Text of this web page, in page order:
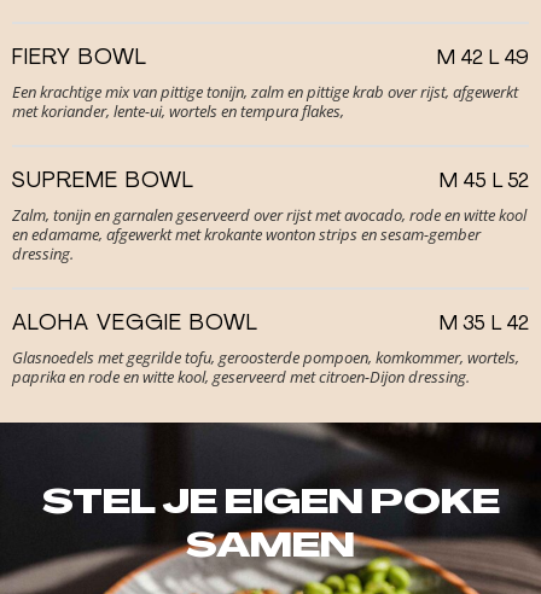
FIERY BOWL M 42 L 49
Een krachtige mix van pittige tonijn, zalm en pittige krab over rijst, afgewerkt
met koriander, lente-ui, wortels en tempura flakes,
SUPREME BOWL M 45 L 52
Zalm, tonijn en garnalen geserveerd over rijst met avocado, rode en witte kool
en edamame, afgewerkt met krokante wonton strips en sesam-gember
dressing.
ALOHA VEGGIE BOWL M 35 L 42
Glasnoedels met gegrilde tofu, geroosterde pompoen, komkommer, wortels,
paprika en rode en witte kool, geserveerd met citroen-Dijon dressing.
STEL JE EIGEN POKE
SAMEN